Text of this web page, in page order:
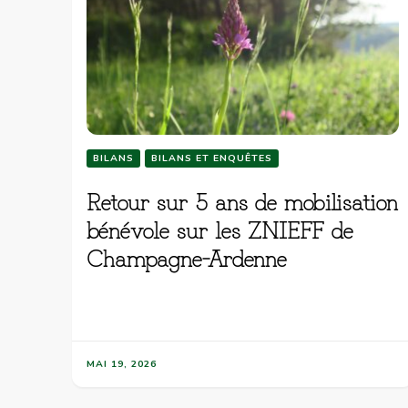
BILANS BILANS ET ENQUÊTES
Retour sur 5 ans de mobilisation
bénévole sur les ZNIEFF de
Champagne-Ardenne
MAI 19, 2026